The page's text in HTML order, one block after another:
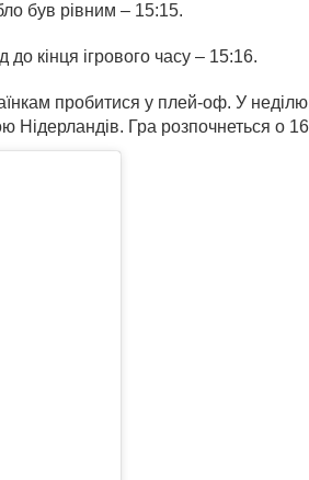
був рівним – 15:15.
кінця ігрового часу – 15:16.
пробитися у плей-оф. У
Нідерландів. Гра розпочнеться о